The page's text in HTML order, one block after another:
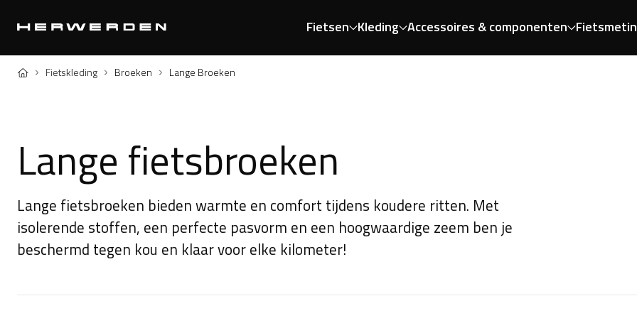
Fietsen Kleding Accessoires & componenten
Home Fietskleding Broeken Lange Broeken
Lange fietsbroeken
Lange fietsbroeken bieden warmte en comfort tijdens koudere ritten. Met
isolerende stoffen, een perfecte pasvorm en een hoogwaardige zeem ben je
beschermd tegen kou en klaar voor elke kilometer!